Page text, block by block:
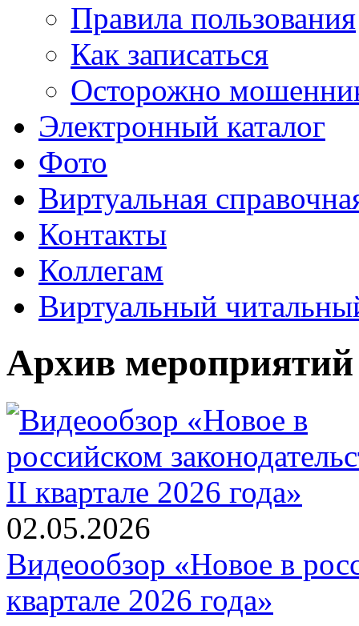
Правила пользования
Как записаться
Осторожно
Электронный каталог
Фото
Виртуальная
Контакты
Коллегам
Виртуальный
Архив мероприятий
02.05.2026
Видеообзор «Новое в
квартале 2026 года»